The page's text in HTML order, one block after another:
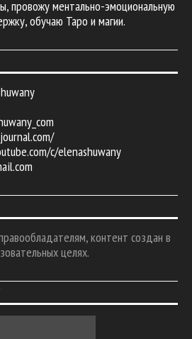
провожу ментально-эмоциональную
обучаю Таро и магии.
c/elenashuwany
контент создан в
целях.